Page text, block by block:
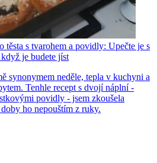
těsta s tvarohem a povidly: Upečte je s
je budete jíst
synonymem neděle, tepla v kuchyni a
Tenhle recept s dvojí náplní -
povidly - jsem zkoušela
ho nepouštím z ruky.